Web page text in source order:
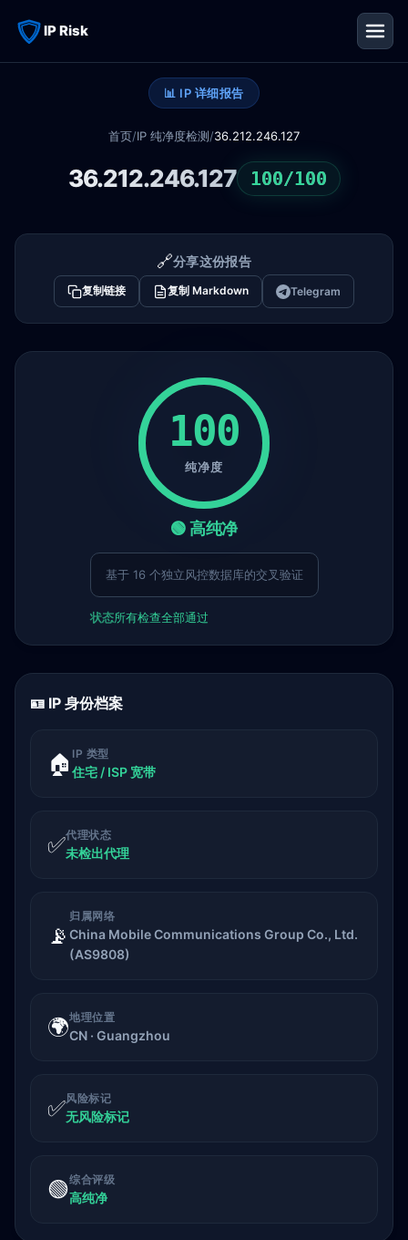
IP Risk
📊 IP 详细报告
首页/IP 纯净度检测/36.212.246.127
36.212.246.127 100/100
🔗分享这份报告
复制链接 复制 Markdown Telegram
100
纯净度
🟢 高纯净
基于 16 个独立风控数据库的交叉验证
状态所有检查全部通过
🪪 IP 身份档案
🏠 IP 类型
住宅 / ISP 宽带
✅代理状态
未检出代理
📡
归属网络
China Mobile Communications Group Co., Ltd.
(AS9808)
🌍地理位置
CN · Guangzhou
✅风险标记
无风险标记
🟢综合评级
高纯净